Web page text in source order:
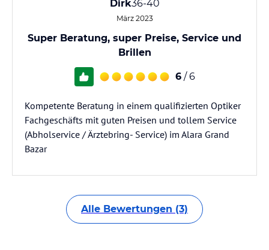
Dirk36-40
März 2023
Super Beratung, super Preise, Service und
Brillen
6 / 6
Kompetente Beratung in einem qualifizierten Optiker
Fachgeschäfts mit guten Preisen und tollem Service
(Abholservice / Ärztebring- Service) im Alara Grand
Bazar
Alle Bewertungen (3)